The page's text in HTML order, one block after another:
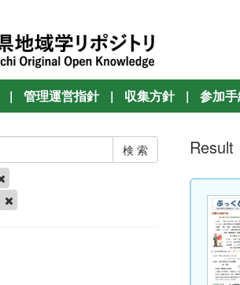
| 管理運営指針 | 収集方針 | 参加
Result